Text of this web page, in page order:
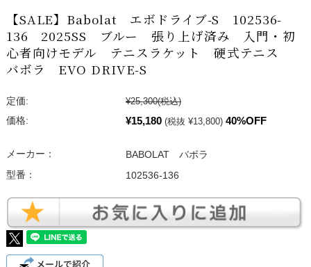
【SALE】Babolat エボドライブ-S 102536-
136 2025SS ブルー 張り上げ済み 入門・初
心者向けモデル テニスラケット 硬式テニス
バボラ EVO DRIVE-S
定価: ¥25,300(税込)
価格:
¥15,180 (税抜 ¥13,800) 40%OFF
メーカー：
BABOLAT バボラ
型番：
102536-136